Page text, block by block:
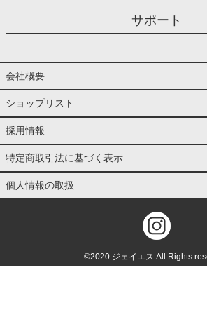
サポート
会社概要
ショップリスト
採用情報
特定商取引法に基づく表示
個人情報の取扱
©2020 ジェイエス All Rights